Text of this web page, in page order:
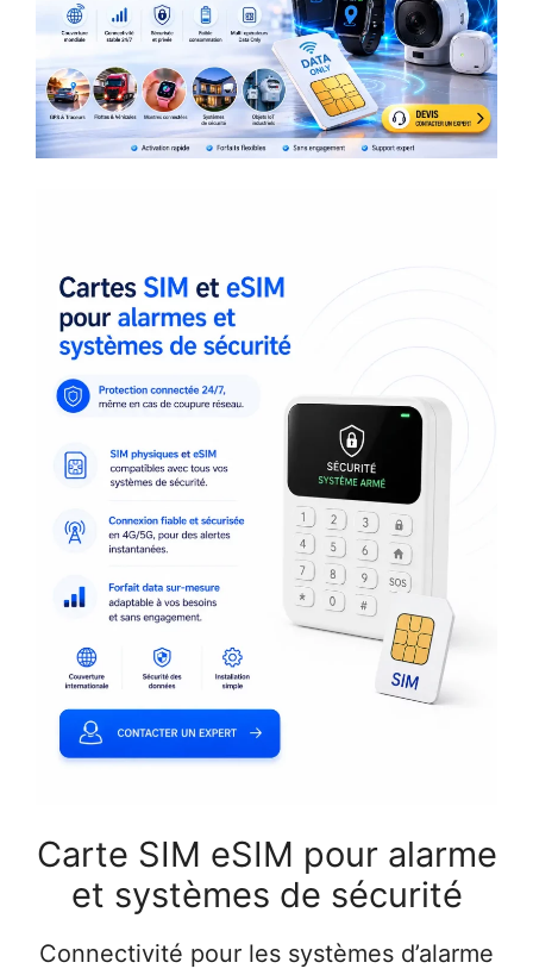
Carte SIM eSIM pour alarme
et systèmes de sécurité
Connectivité pour les systèmes d’alarme